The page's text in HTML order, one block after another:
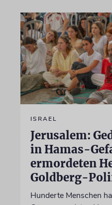
ISRAEL
Jerusalem:
in Hamas-
ermordeten
Goldberg-
Hunderte Menschen